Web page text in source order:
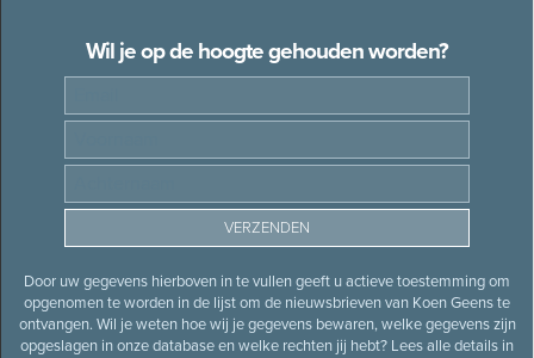
Wil je op de hoogte gehouden worden?
Door uw gegevens hierboven in te vullen geeft u actieve toestemming om
opgenomen te worden in de lijst om de nieuwsbrieven van Koen Geens te
ontvangen. Wil je weten hoe wij je gegevens bewaren, welke gegevens zijn
opgeslagen in onze database en welke rechten jij hebt? Lees alle details in